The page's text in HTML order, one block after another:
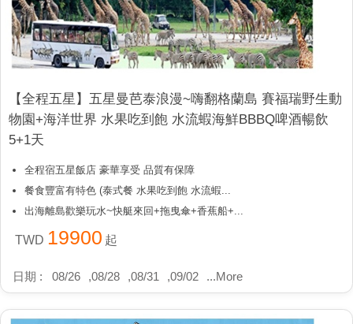
【全程五星】五星曼芭泰浪漫~嗨翻格蘭島 賽福瑞野生動
物園+海洋世界 水果吃到飽 水流蝦海鮮BBBQ啤酒暢飲
5+1天
全程宿五星飯店 豪華享受 品質有保障
餐食豐富有特色 (泰式餐 水果吃到飽 水流蝦...
出海離島歡樂玩水~快艇來回+拖曳傘+香蕉船+...
TWD 19900 起
日期 : 08/26 ,08/28 ,08/31 ,09/02 ...More